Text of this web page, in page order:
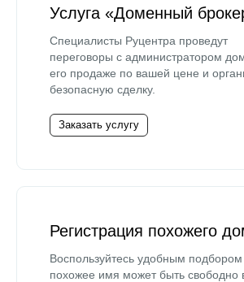
Услуга «Доменный
Специалисты Руцентра проведут
переговоры с администратором
его продаже по вашей цене и
безопасную сделку.
Заказать услугу
Регистрация похожего
Воспользуйтесь удобным
похожее имя может быть свободно